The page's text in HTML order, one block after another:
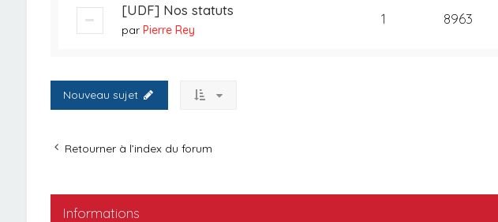
[UDF] Nos statuts
par Pierre Rey
1 8963
Nouveau sujet
Retourner à l’index du forum
Informations